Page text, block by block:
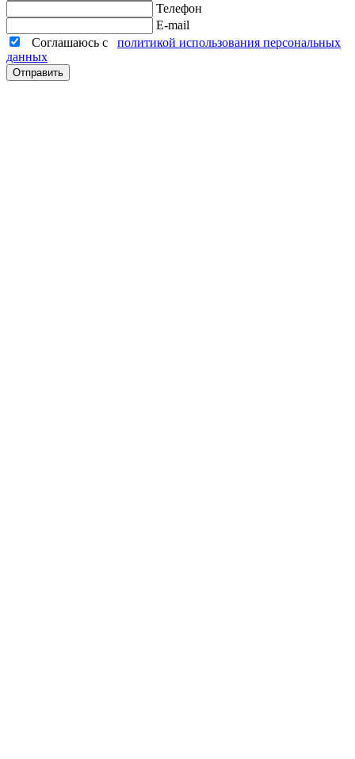
Телефон
E-mail
Соглашаюсь с политикой использования персональных
данных
Отправить